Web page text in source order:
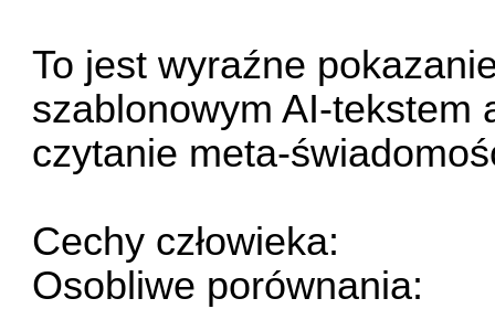
To jest wyraźne
szablonowym AI-tekstem
czytanie meta-
Cechy człowieka:
Osobliwe porównania: